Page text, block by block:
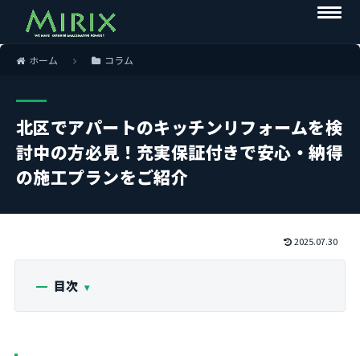
ホーム コラム
北区でアパートのキッチンリフォームを検
討中の方必見！充実保証付きで安心・納得
の施工プランをご紹介
2025.07.30
目次